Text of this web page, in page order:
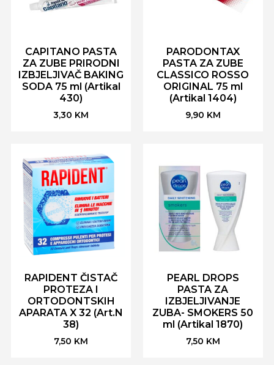
CAPITANO PASTA
ZA ZUBE PRIRODNI
IZBJELJIVAČ BAKING
SODA 75 ml (Artikal
430)
3,30 KM
PARODONTAX
PASTA ZA ZUBE
CLASSICO ROSSO
ORIGINAL 75 ml
(Artikal 1404)
9,90 KM
RAPIDENT ČISTAČ
PROTEZA I
ORTODONTSKIH
APARATA X 32 (Art.N
38)
7,50 KM
PEARL DROPS
PASTA ZA
IZBJELJIVANJE
ZUBA- SMOKERS 50
ml (Artikal 1870)
7,50 KM